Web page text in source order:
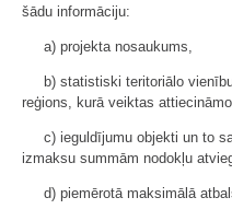
šādu informāciju:
a) projekta nosaukums,
b) statistiski teritoriālo
reģions, kurā veiktas
c) ieguldījumu objekti un to
izmaksu summām nodokļu
d) piemērotā maksimālā